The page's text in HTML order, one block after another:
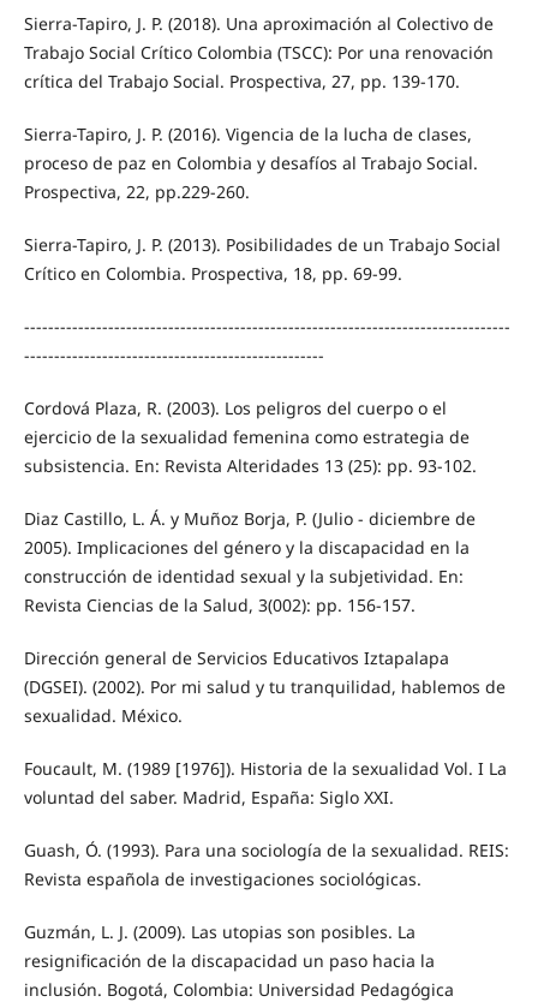
Sierra-Tapiro, J. P. (2018). Una aproximación al Colectivo de
Trabajo Social Crítico Colombia (TSCC): Por una renovación
crítica del Trabajo Social. Prospectiva, 27, pp. 139-170.
Sierra-Tapiro, J. P. (2016). Vigencia de la lucha de clases,
proceso de paz en Colombia y desafíos al Trabajo Social.
Prospectiva, 22, pp.229-260.
Sierra-Tapiro, J. P. (2013). Posibilidades de un Trabajo Social
Crítico en Colombia. Prospectiva, 18, pp. 69-99.
---------------------------------------------------------------------------------
--------------------------------------------------
Cordová Plaza, R. (2003). Los peligros del cuerpo o el
ejercicio de la sexualidad femenina como estrategia de
subsistencia. En: Revista Alteridades 13 (25): pp. 93-102.
Diaz Castillo, L. Á. y Muñoz Borja, P. (Julio - diciembre de
2005). Implicaciones del género y la discapacidad en la
construcción de identidad sexual y la subjetividad. En:
Revista Ciencias de la Salud, 3(002): pp. 156-157.
Dirección general de Servicios Educativos Iztapalapa
(DGSEI). (2002). Por mi salud y tu tranquilidad, hablemos de
sexualidad. México.
Foucault, M. (1989 [1976]). Historia de la sexualidad Vol. I La
voluntad del saber. Madrid, España: Siglo XXI.
Guash, Ó. (1993). Para una sociología de la sexualidad. REIS:
Revista española de investigaciones sociológicas.
Guzmán, L. J. (2009). Las utopias son posibles. La
resignificación de la discapacidad un paso hacia la
inclusión. Bogotá, Colombia: Universidad Pedagógica